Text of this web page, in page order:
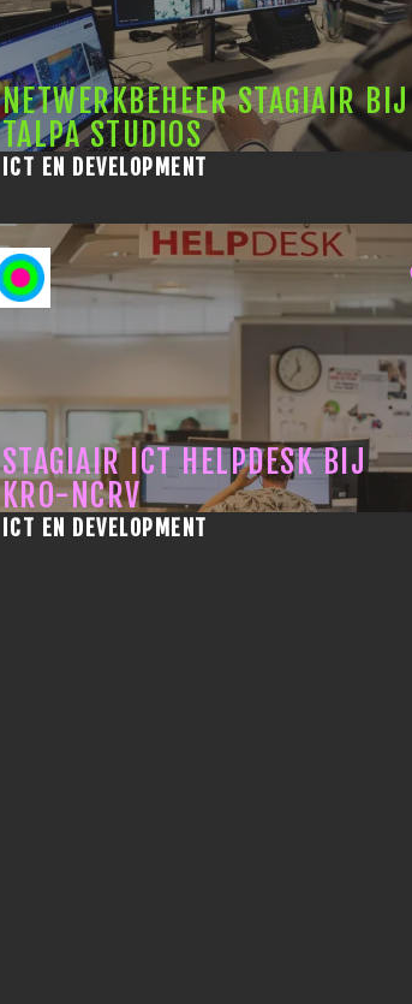
NETWERKBEHEER STAGIAIR BIJ
TALPA STUDIOS
ICT EN DEVELOPMENT
STAGIAIR ICT HELPDESK BIJ
KRO-NCRV
ICT EN DEVELOPMENT